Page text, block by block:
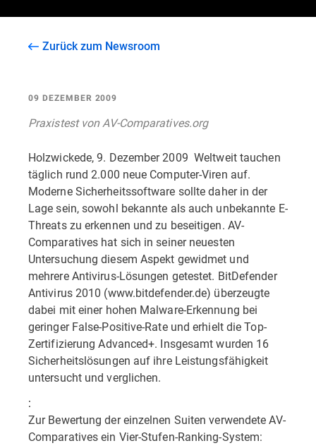
Zurück zum Newsroom
09 DEZEMBER 2009
Praxistest von AV-Comparatives.org
Holzwickede, 9. Dezember 2009  Weltweit tauchen
täglich rund 2.000 neue Computer-Viren auf.
Moderne Sicherheitssoftware sollte daher in der
Lage sein, sowohl bekannte als auch unbekannte E-
Threats zu erkennen und zu beseitigen. AV-
Comparatives hat sich in seiner neuesten
Untersuchung diesem Aspekt gewidmet und
mehrere Antivirus-Lösungen getestet. BitDefender
Antivirus 2010 (www.bitdefender.de) überzeugte
dabei mit einer hohen Malware-Erkennung bei
geringer False-Positive-Rate und erhielt die Top-
Zertifizierung Advanced+. Insgesamt wurden 16
Sicherheitslösungen auf ihre Leistungsfähigkeit
untersucht und verglichen.
:
Zur Bewertung der einzelnen Suiten verwendete AV-
Comparatives ein Vier-Stufen-Ranking-System: